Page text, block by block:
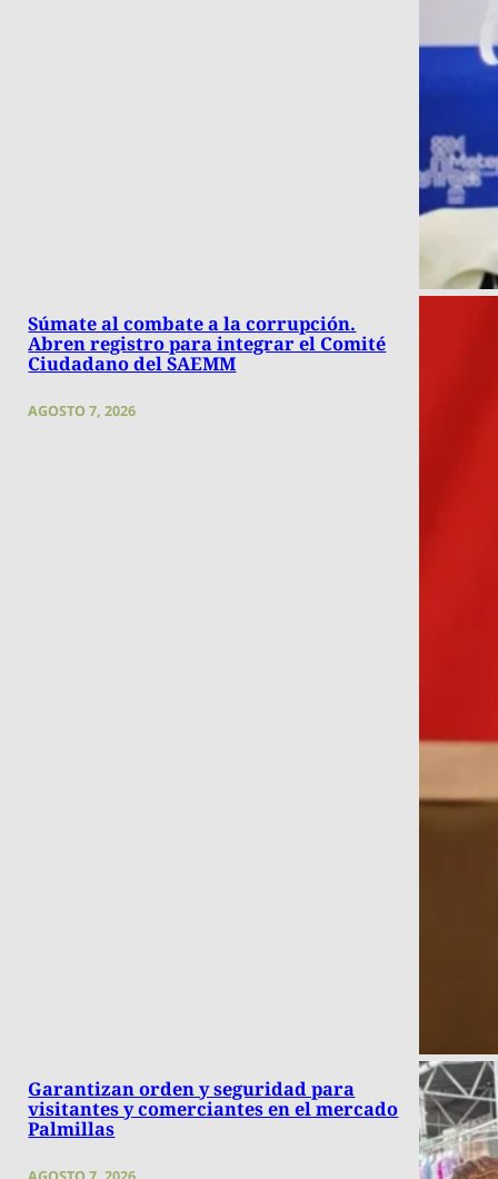
Súmate al combate a la corrupción.
Abren registro para integrar el Comité
Ciudadano del SAEMM
AGOSTO 7, 2026
Garantizan orden y seguridad para
visitantes y comerciantes en el mercado
Palmillas